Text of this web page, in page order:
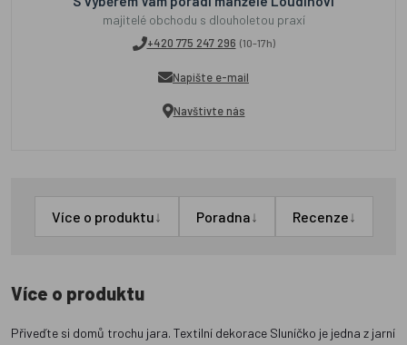
majitelé obchodu s dlouholetou praxí
+420 775 247 296 (10-17h)
Napište e-mail
Navštivte nás
Více o produktu↓ Poradna↓ Recenze↓
Více o produktu
Přiveďte si domů trochu jara. Textilní dekorace Sluníčko je jedna z jarní